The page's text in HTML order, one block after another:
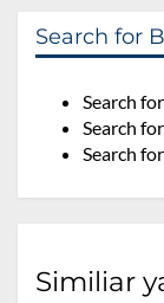
Search for
Search for
Search for
Search for
Similiar